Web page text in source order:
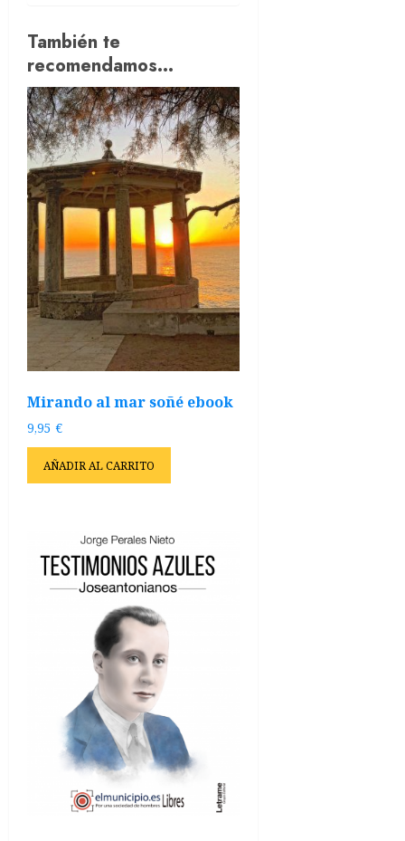
También te
recomendamos…
Mirando al mar soñé ebook
9,95 €
AÑADIR AL CARRITO